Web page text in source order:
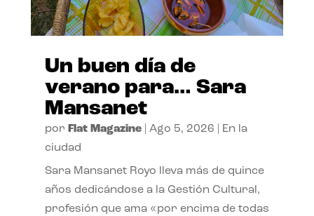
Un buen día de
verano para… Sara
Mansanet
por Flat Magazine| Ago 5, 2026
En la
ciudad
Sara Mansanet Royo lleva más de quince
años dedicándose a la Gestión Cultural,
profesión que ama «por encima de todas